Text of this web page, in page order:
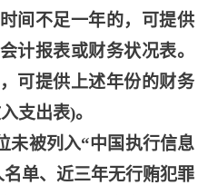
间不足一年的，可提供
计报表或财务状况表。
可提供上述年份的财务
支出表)。
未被列入“中国执行信息
单、近三年无行贿犯罪